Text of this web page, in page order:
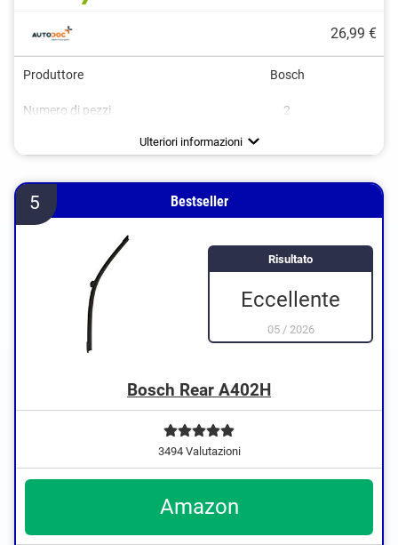
26,99 €
Produttore Bosch
Numero di pezzi
2
Ulteriori informazioni
5 Bestseller
Risultato
Eccellente
05/ 2026
Bosch Rear A402H
3494 Valutazioni
Amazon